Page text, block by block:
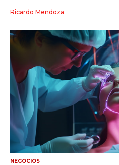
Ricardo Mendoza
NEGOCIOS